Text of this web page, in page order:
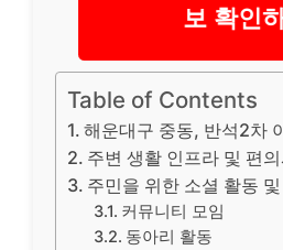
보 확인
Table of Contents
해운대구 중동, 반석2차
주변 생활 인프라 및 편
주민을 위한 소셜 활동
커뮤니티 모임
동아리 활동